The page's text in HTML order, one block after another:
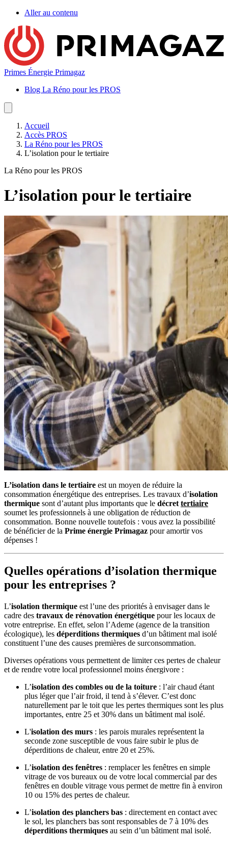
Aller au contenu
Primes Énergie Primagaz
Blog La Réno pour les PROS
Accueil
Accès PROS
La Réno pour les PROS
L’isolation pour le tertiaire
La Réno pour les PROS
L’isolation pour le tertiaire
L’isolation dans le tertiaire est un moyen de réduire la
consommation énergétique des entreprises. Les travaux d’isolation
thermique sont d’autant plus importants que le décrettertiaire
soumet les professionnels à une obligation de réduction de
consommation. Bonne nouvelle toutefois : vous avez la possibilité
de bénéficier de la Prime énergie Primagaz pour amortir vos
dépenses !
Quelles opérations d’isolation thermique
pour les entreprises ?
L’isolation thermique est l’une des priorités à envisager dans le
cadre des travaux de rénovation énergétique pour les locaux de
votre entreprise. En effet, selon l’Ademe (agence de la transition
écologique), les déperditions thermiques d’un bâtiment mal isolé
constituent l’une des causes premières de surconsommation.
Diverses opérations vous permettent de limiter ces pertes de chaleur
et de rendre votre local professionnel moins énergivore :
L’isolation des combles ou de la toiture : l’air chaud étant
plus léger que l’air froid, il tend à s’élever. C’est donc
naturellement par le toit que les pertes thermiques sont les plus
importantes, entre 25 et 30% dans un bâtiment mal isolé.
L'isolation des murs : les parois murales représentent la
seconde zone susceptible de vous faire subir le plus de
déperditions de chaleur, entre 20 et 25%.
L’isolation des fenêtres : remplacer les fenêtres en simple
vitrage de vos bureaux ou de votre local commercial par des
fenêtres en double vitrage vous permet de mettre fin à environ
10 ou 15% des pertes de chaleur.
L’isolation des planchers bas : directement en contact avec
le sol, les planchers bas sont responsables de 7 à 10% des
déperditions thermiques au sein d’un bâtiment mal isolé.